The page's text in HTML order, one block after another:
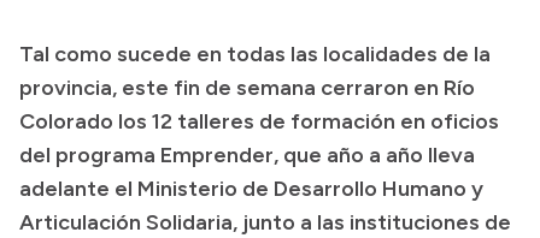
Boletín Oficial
Compras y licitaciones
Consulta de expedientes
Consulta de pago a proveedores
Convocatorias
Tal como sucede en todas las localidades de la
provincia, este fin de semana cerraron en Río
Colorado los 12 talleres de formación en oficios
del programa Emprender, que año a año lleva
adelante el Ministerio de Desarrollo Humano y
Articulación Solidaria, junto a las instituciones de